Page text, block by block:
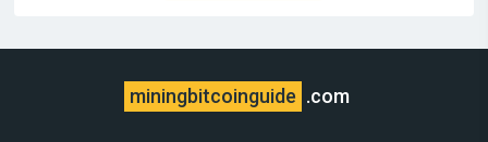
miningbitcoinguide .com